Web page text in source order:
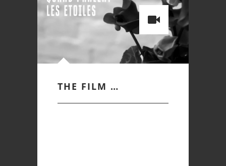
THE FILM …